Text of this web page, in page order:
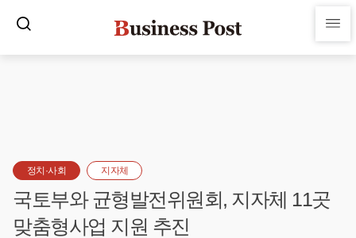
정치·사회 지자체
국토부와 균형발전위원회, 지자체 11곳
맞춤형사업 지원 추진